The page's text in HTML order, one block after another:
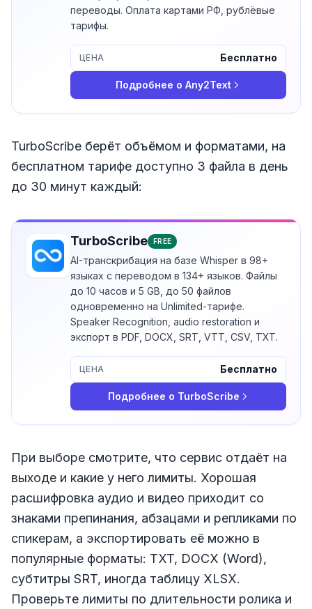
переводы. Оплата картами РФ, рублёвые
тарифы.
Подробнее о Any2Text
ЦЕНА Бесплатно
TurboScribe берёт объёмом и форматами, на
бесплатном тарифе доступно 3 файла в день
до 30 минут каждый:
TurboScribe FREE
AI-транскрибация на базе Whisper в 98+
языках с переводом в 134+ языков. Файлы
до 10 часов и 5 GB, до 50 файлов
одновременно на Unlimited-тарифе.
Speaker Recognition, audio restoration и
экспорт в PDF, DOCX, SRT, VTT, CSV, TXT.
Подробнее о TurboScribe
ЦЕНА Бесплатно
При выборе смотрите, что сервис отдаёт на
выходе и какие у него лимиты. Хорошая
расшифровка аудио и видео приходит со
знаками препинания, абзацами и репликами по
спикерам, а экспортировать её можно в
популярные форматы: TXT, DOCX (Word),
субтитры SRT, иногда таблицу XLSX.
Проверьте лимиты по длительности ролика и